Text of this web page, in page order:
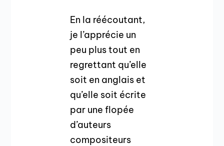
En la réécoutant,
je l’apprécie un
peu plus tout en
regrettant qu’elle
soit en anglais et
qu’elle soit écrite
par une flopée
d’auteurs
compositeurs